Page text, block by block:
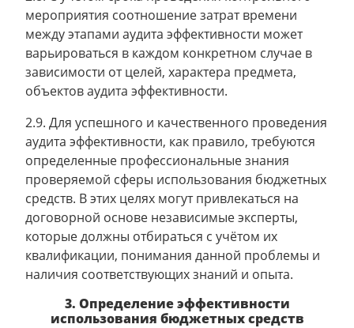
мероприятия соотношение затрат времени
между этапами аудита эффективности может
варьироваться в каждом конкретном случае в
зависимости от целей, характера предмета,
объектов аудита эффективности.
2.9. Для успешного и качественного проведения
аудита эффективности, как правило, требуются
определенные профессиональные знания
проверяемой сферы использования бюджетных
средств. В этих целях могут привлекаться на
договорной основе независимые эксперты,
которые должны отбираться с учётом их
квалификации, понимания данной проблемы и
наличия соответствующих знаний и опыта.
3. Определение эффективности
использования бюджетных средств